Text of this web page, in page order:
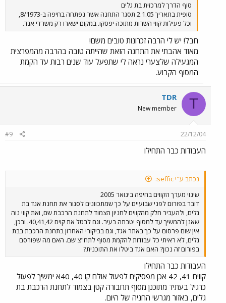
סוף הדרך למרכזית בת גלים
סופית בתאריך 2.1.05 תסגר התחנה אשר נפתחה בחיפה ב-8/1973,
וכל פעילות קווי השרות מתוכה יפסקו. במקום ישארו רק משרדי אגד.
חבל! יש לי הרבה זכרונות טובים משם!
מאוד אהבתי את התחנה הזאת שהייתה טובה בהרבה מהמפרצית
המגעילה שלצערי נראה לי שתפעל עוד שנים רבות עד הקמת
המסוף הקבוע.
T
TDR
New member
22/12/04
#9
העבודות כבר התחילו
נכתב ע"י seffic:
שינוי מערך הקווים בחיפה בינואר 2005
דובר בפורום לפני שבועיים על כך שמתכוונים לסגור את תחנת אגד בת
גלים, ולהעביר חלק מהקווים לחניון הצמוד לתחנת הרכבת שם, ואת קווי נוה
שאנן להמשיך עד למסוף יטבתה בעיר. וגם לבטל את קוים 40,41,42. ובכן,
אין שום פרסום על כך באתר אגד, וגם בביקורי האחרון בתחנת הרכבת בבת
גלים, לא ראיתי כל עבודות להקמת מסוף לתח"צ שם. האם מה שפורסם
בפורום זה נכון? האם אגד ביטלו את התוכנית?
העבודות כבר התחילו
קווים 41, 42 אכן מפסיקים לפעול אולם קו 40, 40א ימשיך לפעול
כרגיל בעתיד מתוכנן מסוף תחבורה קטן בצמוד לתחנת הרכבת בת
גלים, באזור מגרשי החניה של היום.